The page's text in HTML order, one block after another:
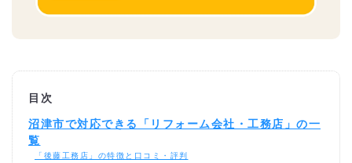
目次
沼津市で対応できる「リフォーム会社・工務店」の一
覧
「後藤工務店」の特徴と口コミ・評判